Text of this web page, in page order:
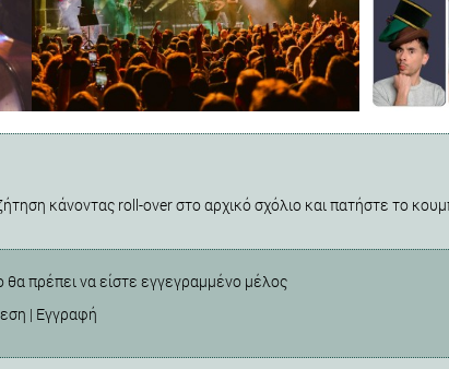
κάνοντας roll-over στο αρχικό σχόλιο και πατήστε το
θα πρέπει να είστε εγγεγραμμένο μέλος
| Εγγραφή